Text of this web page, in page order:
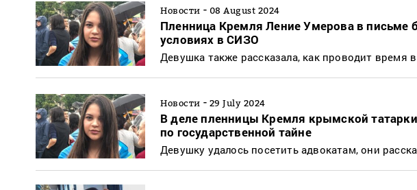
Новости - 08 August 2024
Пленница Кремля Ление Умерова в письме
условиях в СИЗО
Девушка также рассказала, как проводит время
Новости - 29 July 2024
В деле пленницы Кремля крымской
по государственной тайне
Девушку удалось посетить адвокатам, они